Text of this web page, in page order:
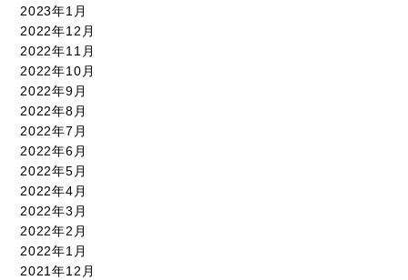
2023年1月
2022年12月
2022年11月
2022年10月
2022年9月
2022年8月
2022年7月
2022年6月
2022年5月
2022年4月
2022年3月
2022年2月
2022年1月
2021年12月